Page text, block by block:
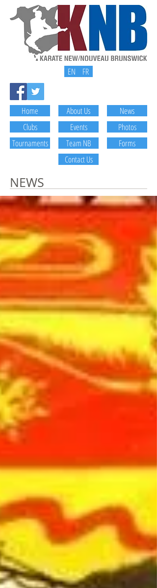
EN FR
Home
Clubs
Tournaments
About Us
Events
Team NB
News
Photos
Forms
Contact Us
NEWS